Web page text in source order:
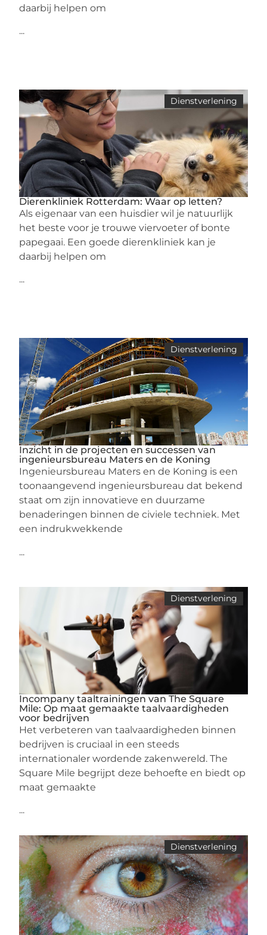
daarbij helpen om
...
Dienstverlening
Dierenkliniek Rotterdam: Waar op letten?
Als eigenaar van een huisdier wil je natuurlijk
het beste voor je trouwe viervoeter of bonte
papegaai. Een goede dierenkliniek kan je
daarbij helpen om
...
Dienstverlening
Inzicht in de projecten en successen van
ingenieursbureau Maters en de Koning
Ingenieursbureau Maters en de Koning is een
toonaangevend ingenieursbureau dat bekend
staat om zijn innovatieve en duurzame
benaderingen binnen de civiele techniek. Met
een indrukwekkende
...
Dienstverlening
Incompany taaltrainingen van The Square
Mile: Op maat gemaakte taalvaardigheden
voor bedrijven
Het verbeteren van taalvaardigheden binnen
bedrijven is cruciaal in een steeds
internationaler wordende zakenwereld. The
Square Mile begrijpt deze behoefte en biedt op
maat gemaakte
...
Dienstverlening